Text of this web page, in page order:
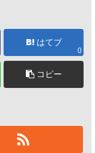
はてブ
0
コピー